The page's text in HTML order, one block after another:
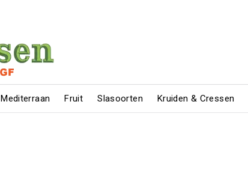
Mediterraan Fruit Slasoorten Kruiden & Cressen